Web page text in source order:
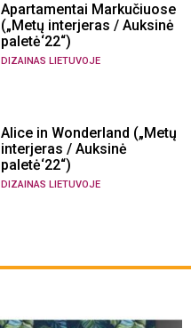
Apartamentai Markučiuose
(„Metų interjeras / Auksinė
paletė‘22“)
DIZAINAS LIETUVOJE
Alice in Wonderland („Metų
interjeras / Auksinė
paletė‘22“)
DIZAINAS LIETUVOJE